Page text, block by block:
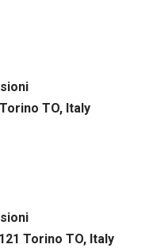
TO, Italy
Torino TO, Italy